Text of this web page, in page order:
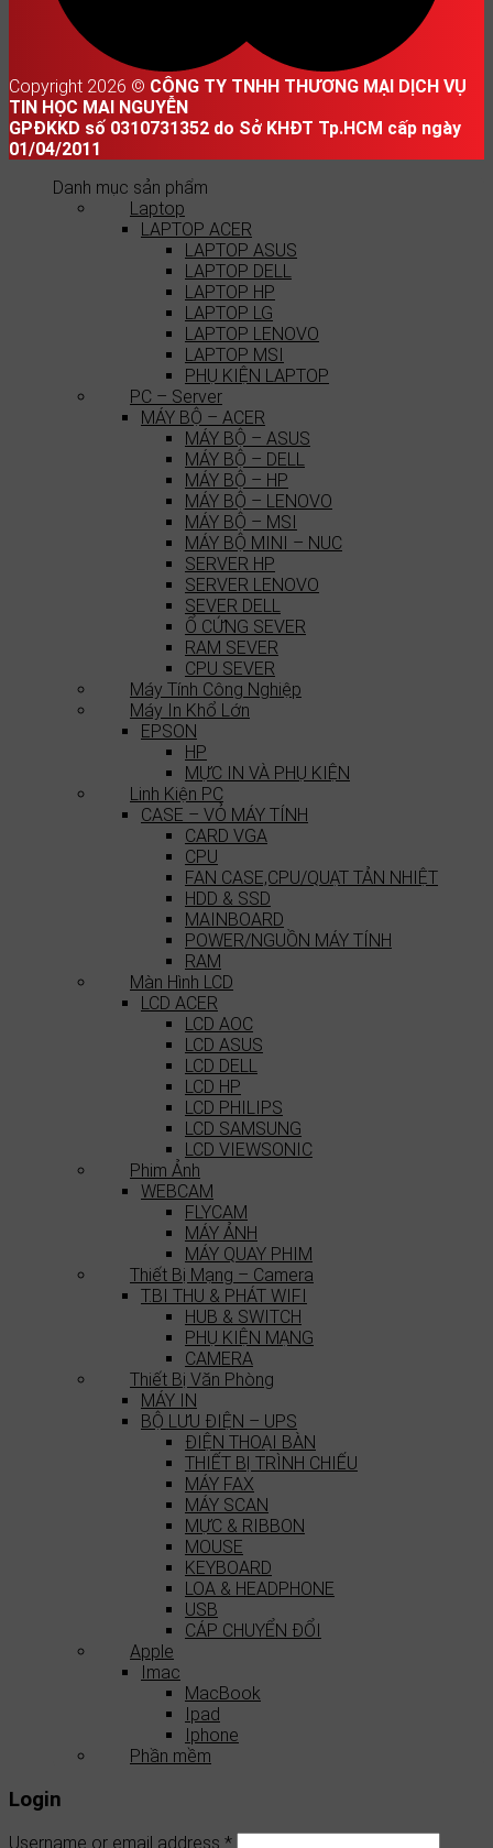
Copyright 2026 © CÔNG TY TNHH THƯƠNG MẠI DỊCH VỤ
TIN HỌC MAI NGUYỄN
GPĐKKD số 0310731352 do Sở KHĐT Tp.HCM cấp ngày
01/04/2011
Danh mục sản phẩm
Laptop
LAPTOP ACER
LAPTOP ASUS
LAPTOP DELL
LAPTOP HP
LAPTOP LG
LAPTOP LENOVO
LAPTOP MSI
PHỤ KIỆN LAPTOP
PC – Server
MÁY BỘ – ACER
MÁY BỘ – ASUS
MÁY BỘ – DELL
MÁY BỘ – HP
MÁY BỘ – LENOVO
MÁY BỘ – MSI
MÁY BỘ MINI – NUC
SERVER HP
SERVER LENOVO
SEVER DELL
Ổ CỨNG SEVER
RAM SEVER
CPU SEVER
Máy Tính Công Nghiệp
Máy In Khổ Lớn
EPSON
HP
MỰC IN VÀ PHỤ KIỆN
Linh Kiện PC
CASE – VỎ MÁY TÍNH
CARD VGA
CPU
FAN CASE,CPU/QUẠT TẢN NHIỆT
HDD & SSD
MAINBOARD
POWER/NGUỒN MÁY TÍNH
RAM
Màn Hình LCD
LCD ACER
LCD AOC
LCD ASUS
LCD DELL
LCD HP
LCD PHILIPS
LCD SAMSUNG
LCD VIEWSONIC
Phim Ảnh
WEBCAM
FLYCAM
MÁY ẢNH
MÁY QUAY PHIM
Thiết Bị Mạng – Camera
T.BI THU & PHÁT WIFI
HUB & SWITCH
PHỤ KIỆN MẠNG
CAMERA
Thiết Bị Văn Phòng
MÁY IN
BỘ LƯU ĐIỆN – UPS
ĐIỆN THOẠI BÀN
THIẾT BỊ TRÌNH CHIẾU
MÁY FAX
MÁY SCAN
MỰC & RIBBON
MOUSE
KEYBOARD
LOA & HEADPHONE
USB
CÁP CHUYỂN ĐỔI
Apple
Imac
MacBook
Ipad
Iphone
Phần mềm
Login
Username or email address *